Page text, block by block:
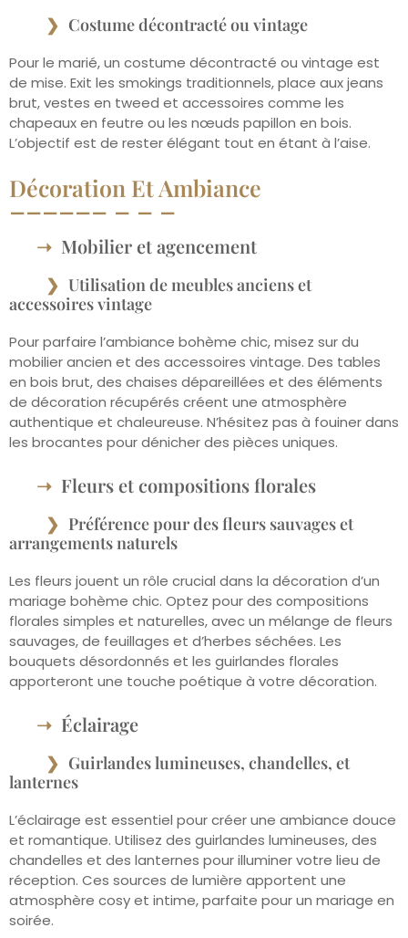
Costume décontracté ou vintage
Pour le marié, un costume décontracté ou vintage est
de mise. Exit les smokings traditionnels, place aux jeans
brut, vestes en tweed et accessoires comme les
chapeaux en feutre ou les nœuds papillon en bois.
L’objectif est de rester élégant tout en étant à l’aise.
Décoration Et Ambiance
Mobilier et agencement
Utilisation de meubles anciens et
accessoires vintage
Pour parfaire l’ambiance bohème chic, misez sur du
mobilier ancien et des accessoires vintage. Des tables
en bois brut, des chaises dépareillées et des éléments
de décoration récupérés créent une atmosphère
authentique et chaleureuse. N’hésitez pas à fouiner dans
les brocantes pour dénicher des pièces uniques.
Fleurs et compositions florales
Préférence pour des fleurs sauvages et
arrangements naturels
Les fleurs jouent un rôle crucial dans la décoration d’un
mariage bohème chic. Optez pour des compositions
florales simples et naturelles, avec un mélange de fleurs
sauvages, de feuillages et d’herbes séchées. Les
bouquets désordonnés et les guirlandes florales
apporteront une touche poétique à votre décoration.
Éclairage
Guirlandes lumineuses, chandelles, et
lanternes
L’éclairage est essentiel pour créer une ambiance douce
et romantique. Utilisez des guirlandes lumineuses, des
chandelles et des lanternes pour illuminer votre lieu de
réception. Ces sources de lumière apportent une
atmosphère cosy et intime, parfaite pour un mariage en
soirée.